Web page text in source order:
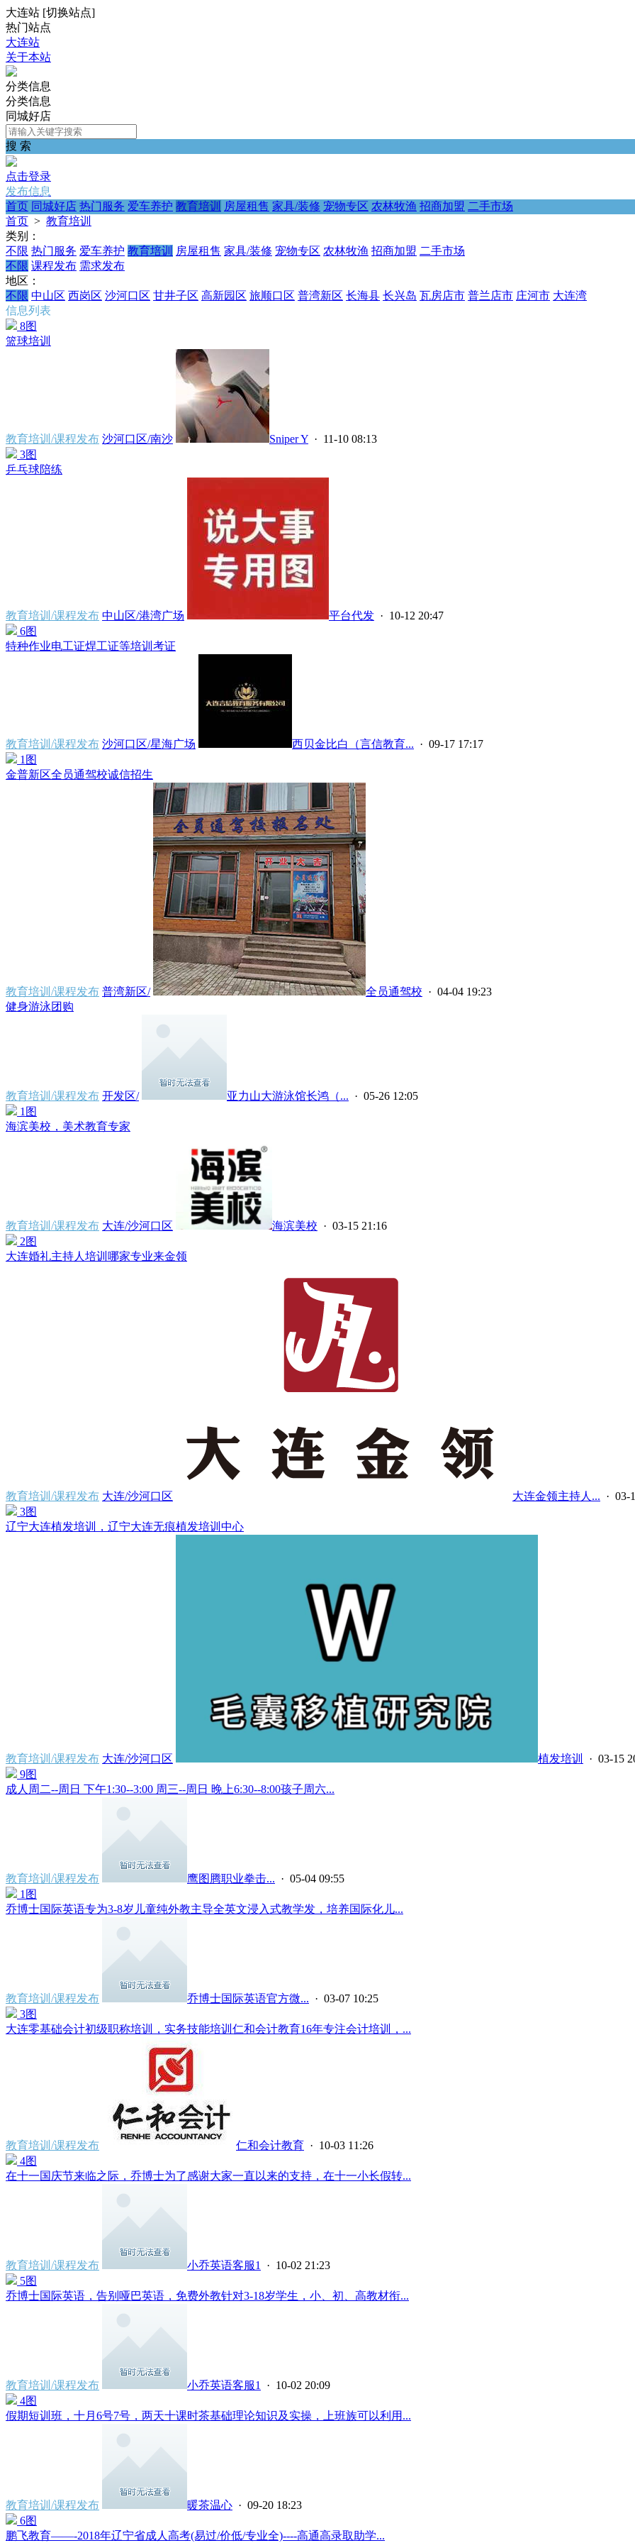
大连站 [切换站点]
热门站点
大连站
关于本站
分类信息
分类信息
同城好店
搜 索
点击登录
发布信息
首页 同城好店 热门服务 爱车养护 教育培训 房屋租售 家具/装修 宠物专区 农林牧渔 招商加盟 二手市场
首页 > 教育培训
类别：
不限 热门服务 爱车养护 教育培训 房屋租售 家具/装修 宠物专区 农林牧渔 招商加盟 二手市场
不限 课程发布 需求发布
地区：
不限 中山区 西岗区 沙河口区 甘井子区 高新园区 旅顺口区 普湾新区 长海县 长兴岛 瓦房店市 普兰店市 庄河市 大连湾
信息列表
8图
篮球培训
教育培训/课程发布 沙河口区/南沙 Sniper Y · 11-10 08:13
3图
乒乓球陪练
教育培训/课程发布 中山区/港湾广场 平台代发 · 10-12 20:47
6图
特种作业电工证焊工证等培训考证
教育培训/课程发布 沙河口区/星海广场 西贝金比白（言信教育... · 09-17 17:17
1图
金普新区全员通驾校诚信招生
教育培训/课程发布 普湾新区/ 全员通驾校 · 04-04 19:23
健身游泳团购
教育培训/课程发布 开发区/ 亚力山大游泳馆长鸿（... · 05-26 12:05
1图
海滨美校，美术教育专家
教育培训/课程发布 大连/沙河口区 海滨美校 · 03-15 21:16
2图
大连婚礼主持人培训哪家专业来金领
教育培训/课程发布 大连/沙河口区 大连金领主持人... · 03-
3图
辽宁大连植发培训，辽宁大连无痕植发培训中心
教育培训/课程发布 大连/沙河口区 植发培训
· 03-15
9图
成人周二--周日 下午1:30--3:00 周三--周日 晚上6:30--8:00孩子周六...
教育培训/课程发布 鹰图腾职业拳击... · 05-04 09:55
1图
乔博士国际英语专为3-8岁儿童纯外教主导全英文浸入式教学发，培养国际化儿...
教育培训/课程发布 乔博士国际英语官方微... · 03-07 10:25
3图
大连零基础会计初级职称培训，实务技能培训仁和会计教育16年专注会计培训，...
教育培训/课程发布 仁和会计教育 · 10-03 11:26
4图
在十一国庆节来临之际，乔博士为了感谢大家一直以来的支持，在十一小长假转...
教育培训/课程发布 小乔英语客服1
· 10-02 21:23
5图
乔博士国际英语，告别哑巴英语，免费外教针对3-18岁学生，小、初、高教材衔...
教育培训/课程发布 小乔英语客服1
· 10-02 20:09
4图
假期短训班，十月6号7号，两天十课时茶基础理论知识及实操，上班族可以利用...
教育培训/课程发布 暖茶温心 · 09-20 18:23
6图
鹏飞教育——-2018年辽宁省成人高考(易过/价低/专业全)----高通高录取助学...